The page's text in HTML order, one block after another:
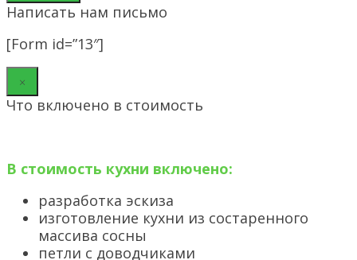
Написать нам письмо
[Form id=”13″]
×
Что включено в стоимость
В стоимость кухни включено:
разработка эскиза
изготовление кухни из состаренного
массива сосны
петли с доводчиками